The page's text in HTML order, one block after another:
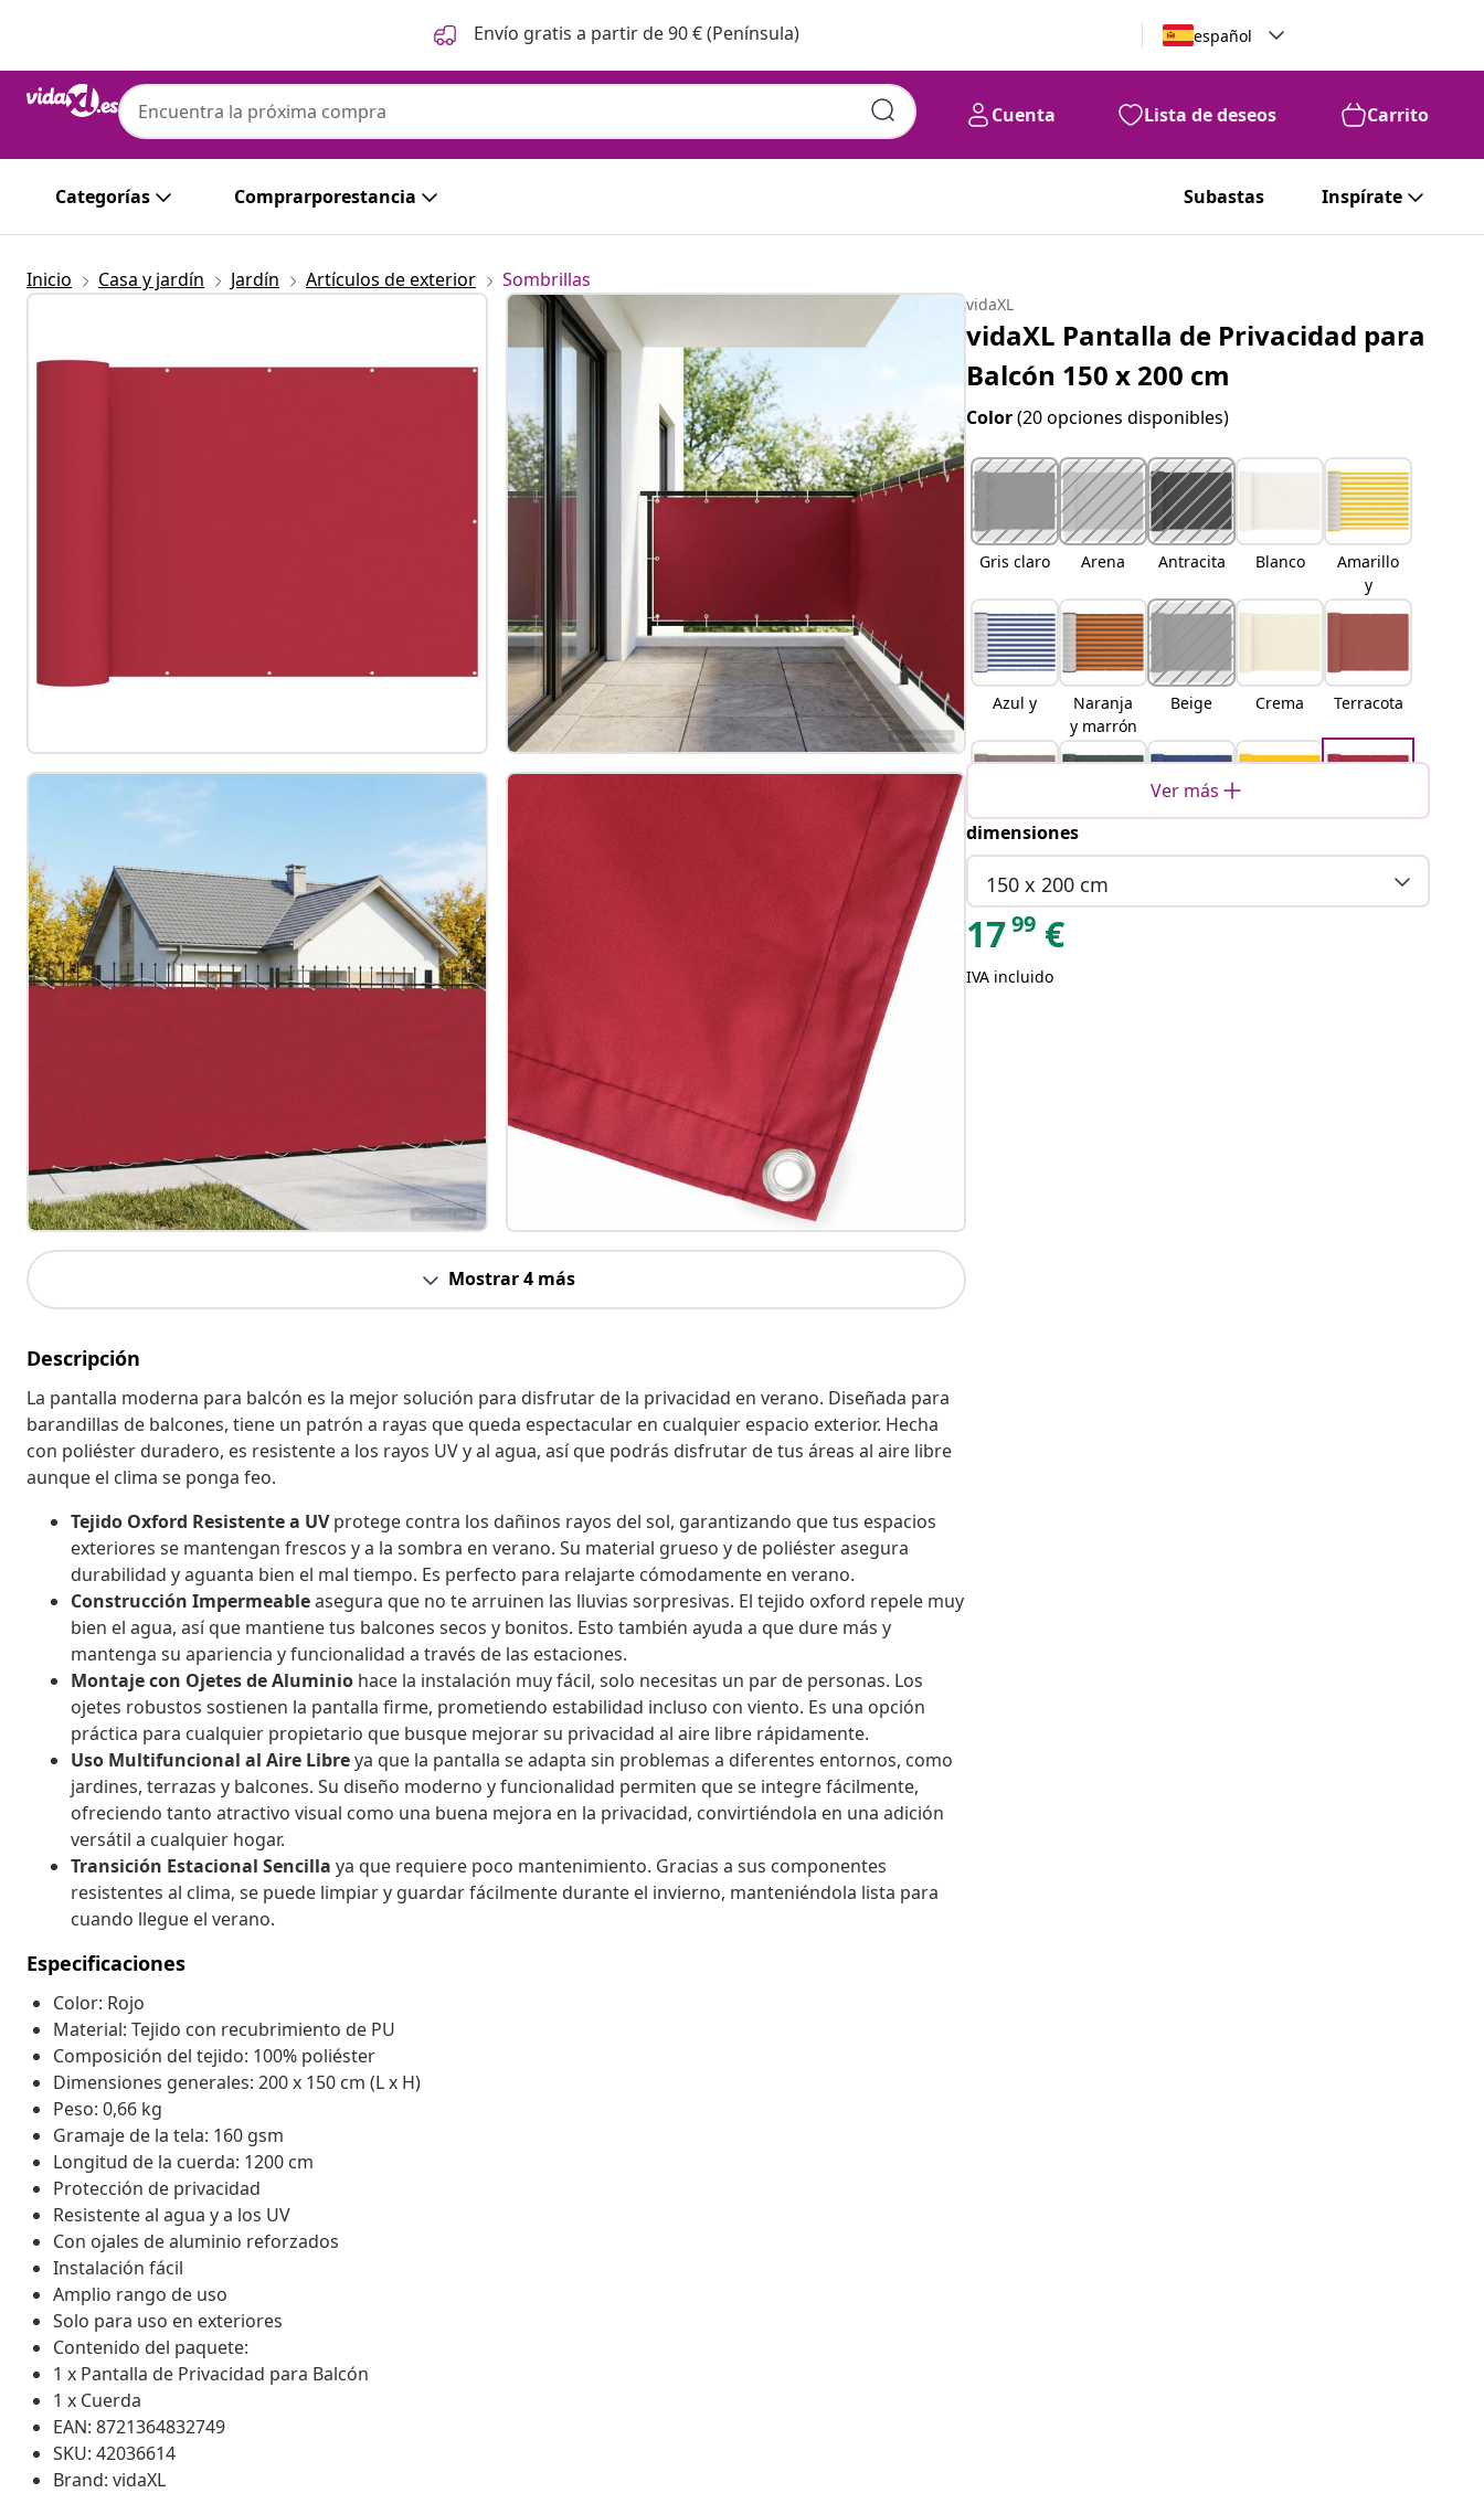
Envío gratis a partir de 90 € (Península) español
Cuenta Lista de deseos Carrito
Categorías Comprarporestancia Subastas Inspírate
Inicio Casa y jardín Jardín Artículos de exterior Sombrillas
Mostrar 4 más
Descripción
La pantalla moderna para balcón es la mejor solución para disfrutar de la privacidad en verano. Diseñada para
barandillas de balcones, tiene un patrón a rayas que queda espectacular en cualquier espacio exterior. Hecha
con poliéster duradero, es resistente a los rayos UV y al agua, así que podrás disfrutar de tus áreas al aire libre
aunque el clima se ponga feo.
Tejido Oxford Resistente a UVprotege contra los dañinos rayos del sol, garantizando que tus espacios
exteriores se mantengan frescos y a la sombra en verano. Su material grueso y de poliéster asegura
durabilidad y aguanta bien el mal tiempo. Es perfecto para relajarte cómodamente en verano.
Construcción Impermeableasegura que no te arruinen las lluvias sorpresivas. El tejido oxford repele muy
bien el agua, así que mantiene tus balcones secos y bonitos. Esto también ayuda a que dure más y
mantenga su apariencia y funcionalidad a través de las estaciones.
Montaje con Ojetes de Aluminio hace la instalación muy fácil, solo necesitas un par de personas. Los
ojetes robustos sostienen la pantalla firme, prometiendo estabilidad incluso con viento. Es una opción
práctica para cualquier propietario que busque mejorar su privacidad al aire libre rápidamente.
Uso Multifuncional al Aire Libreya que la pantalla se adapta sin problemas a diferentes entornos, como
jardines, terrazas y balcones. Su diseño moderno y funcionalidad permiten que se integre fácilmente,
ofreciendo tanto atractivo visual como una buena mejora en la privacidad, convirtiéndola en una adición
versátil a cualquier hogar.
Transición Estacional Sencilla ya que requiere poco mantenimiento. Gracias a sus componentes
resistentes al clima, se puede limpiar y guardar fácilmente durante el invierno, manteniéndola lista para
cuando llegue el verano.
Especificaciones
Color: Rojo
Material: Tejido con recubrimiento de PU
Composición del tejido: 100% poliéster
Dimensiones generales: 200 x 150 cm (L x H)
Peso: 0,66 kg
Gramaje de la tela: 160 gsm
Longitud de la cuerda: 1200 cm
Protección de privacidad
Resistente al agua y a los UV
Con ojales de aluminio reforzados
Instalación fácil
Amplio rango de uso
Solo para uso en exteriores
Contenido del paquete:
1 x Pantalla de Privacidad para Balcón
1 x Cuerda
EAN: 8721364832749
SKU: 42036614
Brand: vidaXL
vidaXL
vidaXL Pantalla de Privacidad para
Balcón 150 x 200 cm
Color(20 opciones disponibles)
Gris claro Arena Antracita Blanco
Amarillo
y
Azul y
Naranja
y marrón
Beige Crema Terracota
Taupé
Naranja
Ver más
dimensiones
150 x 200 cm
1799 €
IVA incluido